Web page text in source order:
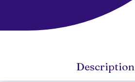
Description